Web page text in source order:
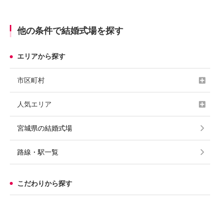
他の条件で結婚式場を探す
エリアから探す
市区町村
人気エリア
宮城県の結婚式場
路線・駅一覧
こだわりから探す